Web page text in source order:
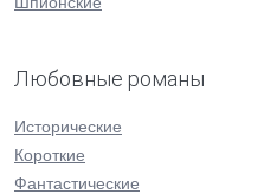
Любовные романы
Исторические
Короткие
Фантастические